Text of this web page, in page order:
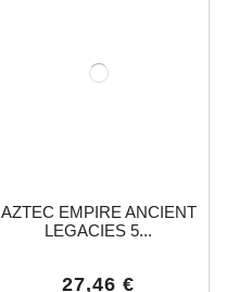
AZTEC EMPIRE ANCIENT
LEGACIES 5...
27,46 €